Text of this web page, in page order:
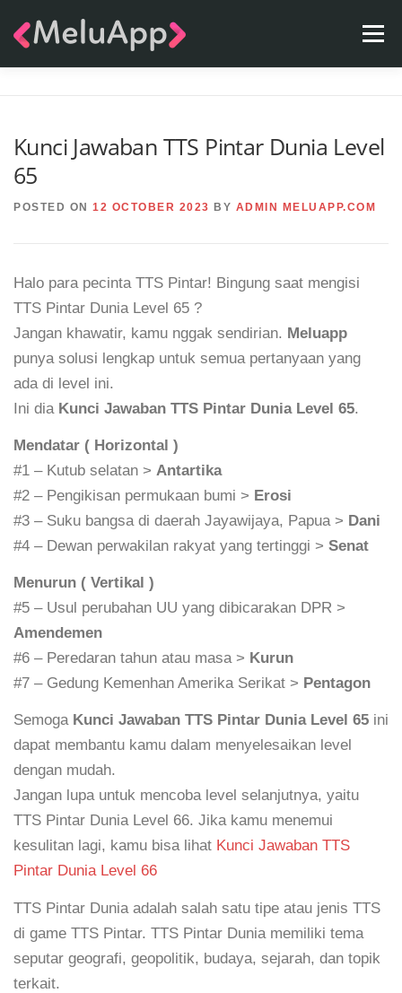
Menu
Kunci Jawaban TTS Pintar Dunia Level
65
POSTED ON 12 OCTOBER 2023 BY ADMIN MELUAPP.COM
Halo para pecinta TTS Pintar! Bingung saat mengisi
TTS Pintar Dunia Level 65 ?
Jangan khawatir, kamu nggak sendirian. Meluapp
punya solusi lengkap untuk semua pertanyaan yang
ada di level ini.
Ini dia Kunci Jawaban TTS Pintar Dunia Level 65.
Mendatar ( Horizontal )
#1 – Kutub selatan > Antartika
#2 – Pengikisan permukaan bumi > Erosi
#3 – Suku bangsa di daerah Jayawijaya, Papua > Dani
#4 – Dewan perwakilan rakyat yang tertinggi > Senat
Menurun ( Vertikal )
#5 – Usul perubahan UU yang dibicarakan DPR >
Amendemen
#6 – Peredaran tahun atau masa > Kurun
#7 – Gedung Kemenhan Amerika Serikat > Pentagon
Semoga Kunci Jawaban TTS Pintar Dunia Level 65 ini
dapat membantu kamu dalam menyelesaikan level
dengan mudah.
Jangan lupa untuk mencoba level selanjutnya, yaitu
TTS Pintar Dunia Level 66. Jika kamu menemui
kesulitan lagi, kamu bisa lihat Kunci Jawaban TTS
Pintar Dunia Level 66
TTS Pintar Dunia adalah salah satu tipe atau jenis TTS
di game TTS Pintar. TTS Pintar Dunia memiliki tema
seputar geografi, geopolitik, budaya, sejarah, dan topik
terkait.